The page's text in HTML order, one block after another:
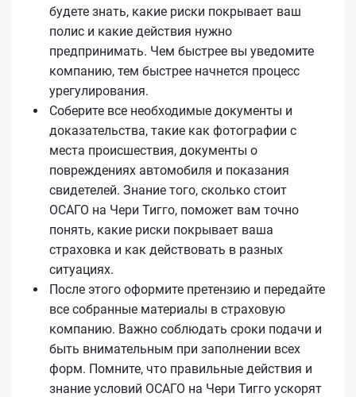
будете знать, какие риски покрывает ваш
полис и какие действия нужно
предпринимать. Чем быстрее вы уведомите
компанию, тем быстрее начнется процесс
урегулирования.
Соберите все необходимые документы и
доказательства, такие как фотографии с
места происшествия, документы о
повреждениях автомобиля и показания
свидетелей. Знание того, сколько стоит
ОСАГО на Чери Тигго, поможет вам точно
понять, какие риски покрывает ваша
страховка и как действовать в разных
ситуациях.
После этого оформите претензию и передайте
все собранные материалы в страховую
компанию. Важно соблюдать сроки подачи и
быть внимательным при заполнении всех
форм. Помните, что правильные действия и
знание условий ОСАГО на Чери Тигго ускорят